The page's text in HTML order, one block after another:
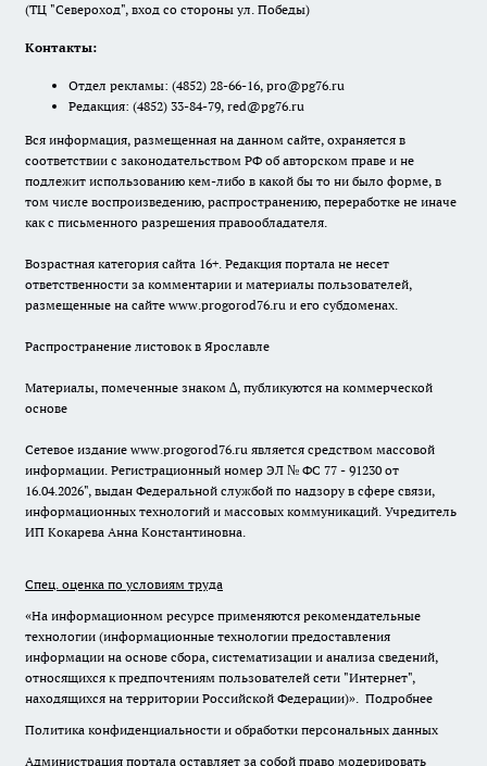
(ТЦ "Североход", вход со стороны ул. Победы)
Контакты:
Отдел рекламы: (4852) 28-66-16, pro@pg76.ru
Редакция: (4852) 33-84-79, red@pg76.ru
Вся информация, размещенная на данном сайте, охраняется в
соответствии с законодательством РФ об авторском праве и не
подлежит использованию кем-либо в какой бы то ни было форме, в
том числе воспроизведению, распространению, переработке не иначе
как с письменного разрешения правообладателя.
Возрастная категория сайта 16+. Редакция портала не несет
ответственности за комментарии и материалы пользователей,
размещенные на сайте www.progorod76.ru и его субдоменах.
Распространение листовок в Ярославле
Материалы, помеченные знаком ∆, публикуются на коммерческой
основе
Сетевое издание www.progorod76.ru является средством массовой
информации. Регистрационный номер ЭЛ № ФС 77 - 91230 от
16.04.2026", выдан Федеральной службой по надзору в сфере связи,
информационных технологий и массовых коммуникаций. Учредитель
ИП Кокарева Анна Константиновна.
Спец. оценка по условиям труда
«На информационном ресурсе применяются рекомендательные
технологии (информационные технологии предоставления
информации на основе сбора, систематизации и анализа сведений,
относящихся к предпочтениям пользователей сети "Интернет",
находящихся на территории Российской Федерации)». Подробнее
Политика конфиденциальности и обработки персональных данных
Администрация портала оставляет за собой право модерировать